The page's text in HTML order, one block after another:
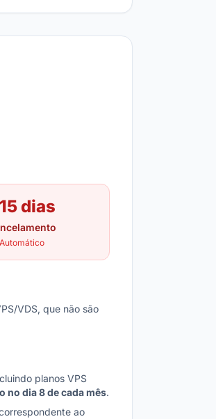
dias
Automático
VDS, que não são
planos VPS
no dia 8 de cada mês.
ao